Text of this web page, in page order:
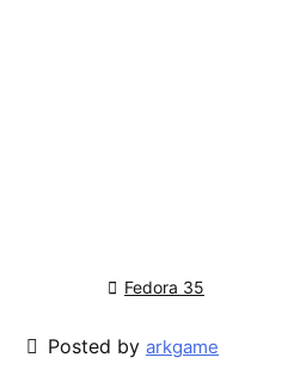
 Fedora 35
 Posted by arkgame